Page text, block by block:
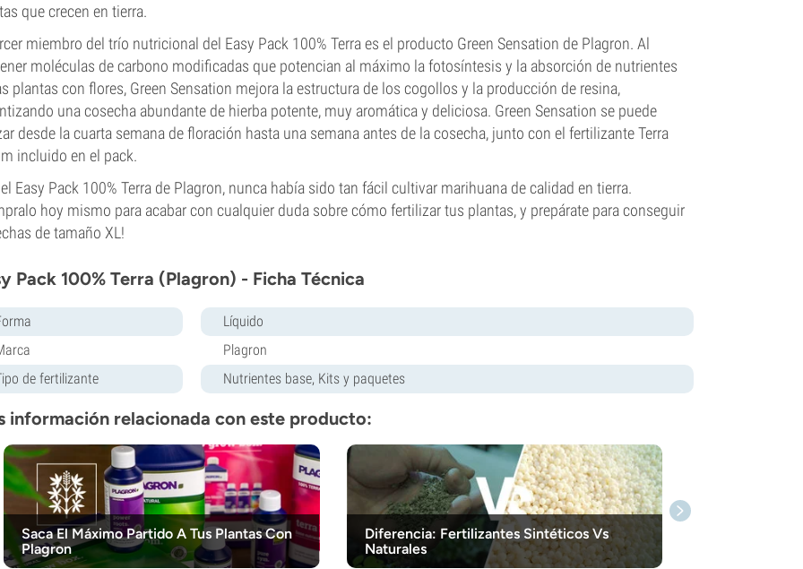
que crecen en tierra.
miembro del trío nutricional del Easy Pack 100% Terra es el producto Green Sensation de Plagron. Al
moléculas de carbono modificadas que potencian al máximo la fotosíntesis y la absorción de nutrientes
plantas con flores, Green Sensation mejora la estructura de los cogollos y la producción de resina,
una cosecha abundante de hierba potente, muy aromática y deliciosa. Green Sensation se puede
desde la cuarta semana de floración hasta una semana antes de la cosecha, junto con el fertilizante Terra
incluido en el pack.
Easy Pack 100% Terra de Plagron, nunca había sido tan fácil cultivar marihuana de calidad en tierra.
hoy mismo para acabar con cualquier duda sobre cómo fertilizar tus plantas, y prepárate para conseguir
de tamaño XL!
Pack 100% Terra (Plagron) - Ficha Técnica
Líquido
Plagron
de fertilizante
Nutrientes base, Kits y paquetes
información relacionada con este producto:
Saca El Máximo Partido A Tus Plantas Con
Plagron
Diferencia: Fertilizantes Sintéticos Vs
Naturales